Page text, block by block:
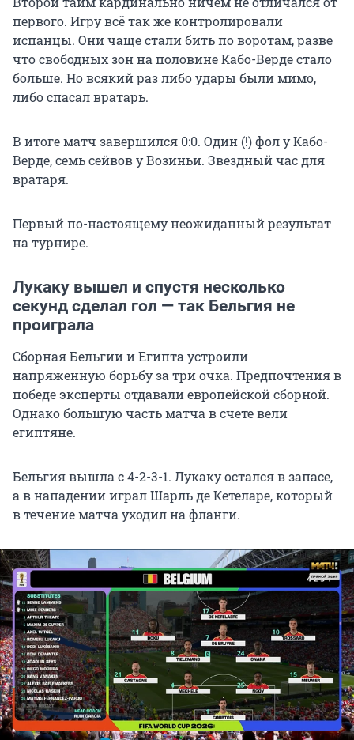
первого. Игру всё так же контролировали
испанцы. Они чаще стали бить по воротам, разве
что свободных зон на половине Кабо-Верде стало
больше. Но всякий раз либо удары были мимо,
либо спасал вратарь.
В итоге матч завершился 0:0. Один (!) фол у Кабо-
Верде, семь сейвов у Возиньи. Звездный час для
вратаря.
Первый по-настоящему неожиданный результат
на турнире.
Лукаку вышел и спустя несколько
секунд сделал гол — так Бельгия не
проиграла
Сборная Бельгии и Египта устроили
напряженную борьбу за три очка. Предпочтения в
победе эксперты отдавали европейской сборной.
Однако большую часть матча в счете вели
египтяне.
Бельгия вышла с 4-2-3-1. Лукаку остался в запасе,
а в нападении играл Шарль де Кетеларе, который
в течение матча уходил на фланги.